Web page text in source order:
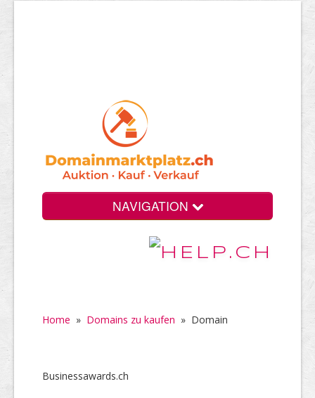
NAVIGATION
Home » Domains zu kaufen » Domain
Businessawards.ch